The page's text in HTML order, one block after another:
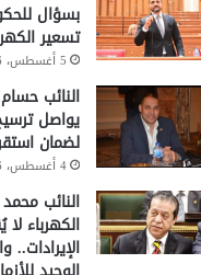
بسؤال
تسعير
5 أغسطس، 2026
النائب
يواصل
لضمان
4 أغسطس، 2026
النائب
الكهرباء